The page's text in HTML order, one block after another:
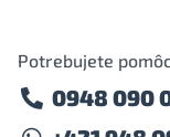
Potrebujete
0948 090